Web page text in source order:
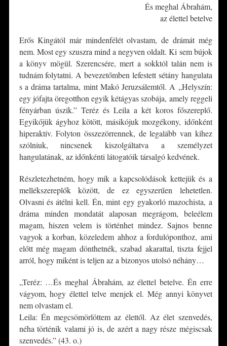
És meghal Ábrahám,
az élettel betelve
Erős Kingától már mindenfélét olvastam, de drámát még
nem. Most egy szuszra mind a negyven oldalt. Ki sem bújok
a könyv mögül. Szerencsére, mert a sokktól talán nem is
tudnám folytatni. A bevezetőmben lefestett sétány hangulata
s a dráma tartalma, mint Makó Jeruzsálemtől. A „Helyszín:
egy jófajta öregotthon egyik kétágyas szobája, amely reggeli
fényárban úszik.” Teréz és Leila a két koros főszereplő.
Egyikőjük ágyhoz kötött, másikójuk mozgékony, időnként
hiperaktív. Folyton összezörrennek, de legalább van kihez
szólniuk, nincsenek kiszolgáltatva a személyzet
hangulatának, az időnkénti látogatóik társalgó kedvének.
Részletezhetném, hogy mik a kapcsolódások kettejük és a
mellékszereplők között, de ez egyszerűen lehetetlen.
Olvasni és átélni kell. Én, mint egy gyakorló mazochista, a
dráma minden mondatát alaposan megrágom, beleélem
magam, hiszen velem is történhet mindez. Sajnos benne
vagyok a korban, közeledem ahhoz a fordulóponthoz, ami
előtt még magam dönthetnék, szabad akarattal, tiszta fejjel
arról, hogy miként is teljen az a bizonyos utolsó néhány…
„Teréz: …És meghal Ábrahám, az élettel betelve. Én erre
vágyom, hogy élettel telve menjek el. Még annyi könyvet
nem olvastam el.
Leila: Én megcsömörlöttem az élettől. Az élet szenvedés,
néha történik valami jó is, de azért a nagy része mégiscsak
szenvedés.” (43. o.)